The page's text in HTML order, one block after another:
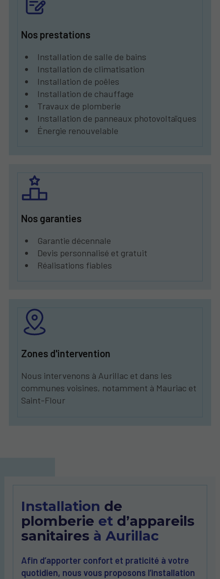
Nos prestations
Installation de salle de bains
Installation de climatisation
Installation de poêles
Installation de chauffage
Travaux de plomberie
Installation de panneaux photovoltaïques
Énergie renouvelable
Nos garanties
Garantie décennale
Devis personnalisé et gratuit
Réalisations fiables
Zones d'intervention
Nous intervenons à Aurillac et dans les
communes voisines, notamment à Mauriac et
Saint-Flour
Installation de
plomberie et d’appareils
sanitaires à Aurillac
Afin d’apporter confort et praticité à votre
quotidien, nous vous proposons l’installation